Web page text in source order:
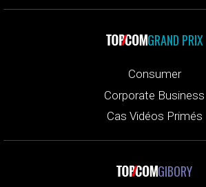
GRAND PRIX
Consumer
Corporate Business
Cas Vidéos Primés
GIBORY